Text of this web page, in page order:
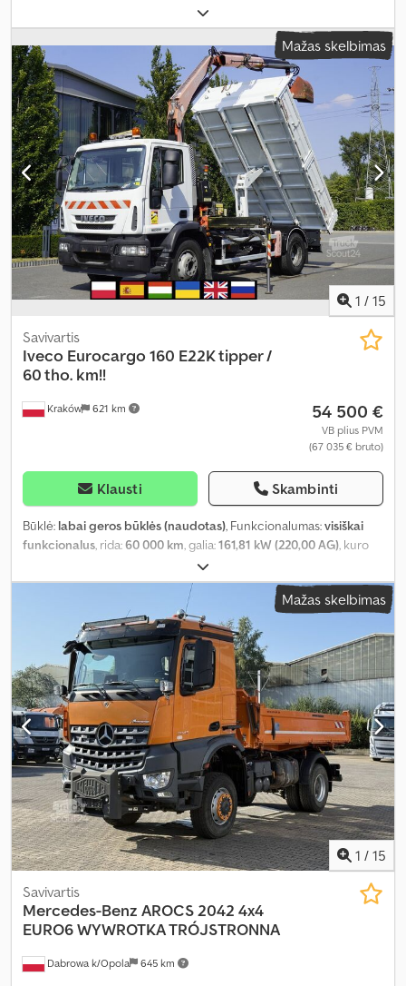
3 400 mm
bako talpa:330 l, stabdžiai:variklio stabdymas, pavaros tipas:
automatinis, emisijos klasė:Euro 4, pakaba:plienas, bendras ilgis:
7 280 mm, bendras plotis:2 550 mm, krovimo vietos ilgis:
mm, krovinių skyriaus plotis:2 390 mm, krovos erdvės aukštis:
1 010 mm, Gamybos metai:2009, Įranga:ABS, autonominis
šildytuvas, centrinis užraktas, diferencialo užraktas, elektrinis
langų reguliavimas, elektriškai reguliuojamas veidrodis, kruizo
kontrolė, oro kondicionavimas, priekabos jungtis, sėdynės
šildytuvas, trauki kontrolė,
Mažas skelbimas
1 / 15
Kraków 621 km
Savivartis
Iveco Eurocargo 160 E22K tipper /
60 tho. km!!
54 500 €
VB plius PVM
(67 035 € bruto)
Klausti Skambinti
Būklė: labai geros būklės (naudotas), Funkcionalumas:visiškai
funkcionalus, rida:60 000 km, galia:161,81 kW (220,00 AG), kuro
8 899 kg
7 101 kg, bendras svoris:16 000 kg, ašių konfigūracija:4x2, spalva:
dieninė kabina
, pavaros tipas:
mechaninis, emisijos klasė:Euro 5, pakaba:
skaičius:3, krovimo vietos ilgis:4 200 mm, krovinių skyriaus plotis:
2 460 mm, Gamybos metai:2014 , Įranga:AdBlue, kranas, oro
kondicionavimas,
Mažas skelbimas
1 / 15
Dabrowa k/Opola 645 km
Savivartis
Mercedes-Benz AROCS 2042 4x4
EURO6 WYWROTKA TRÓJSTRONNA